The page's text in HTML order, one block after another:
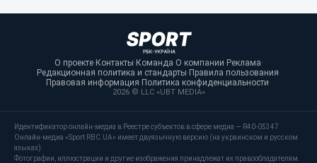
О проекте·Контакты·Команда·О компании·Реклама·
Редакционная политика и стандарты·Правила пользования·
Правовая информация·Политика конфиденциальности·
2026 © LLC «UBT MEDIA»
Идентификатор онлайн-медиа в Реестре субъектов в сфере медиа — R40-05347
Онлайн-медиа «Sport RBC.UA» имеет двуязычную версию (на украинском и русском
языках).
Фотографии, иллюстрации и другие изображения принадлежат их правообладателям.